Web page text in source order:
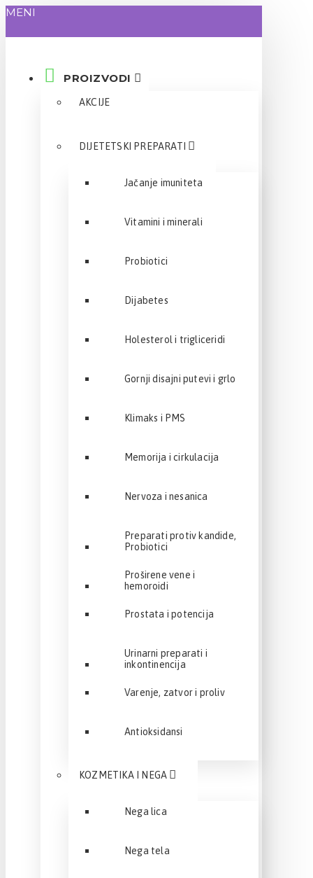
MENI
PROIZVODI
AKCIJE
DIJETETSKI PREPARATI
Jačanje imuniteta
Vitamini i minerali
Probiotici
Dijabetes
Holesterol i trigliceridi
Gornji disajni putevi i grlo
Klimaks i PMS
Memorija i cirkulacija
Nervoza i nesanica
Preparati protiv kandide,
Probiotici
Proširene vene i
hemoroidi
Prostata i potencija
Urinarni preparati i
inkontinencija
Varenje, zatvor i proliv
Antioksidansi
KOZMETIKA I NEGA
Nega lica
Nega tela